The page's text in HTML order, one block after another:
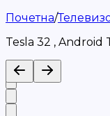
Почетна/
Tesla 32 , Android